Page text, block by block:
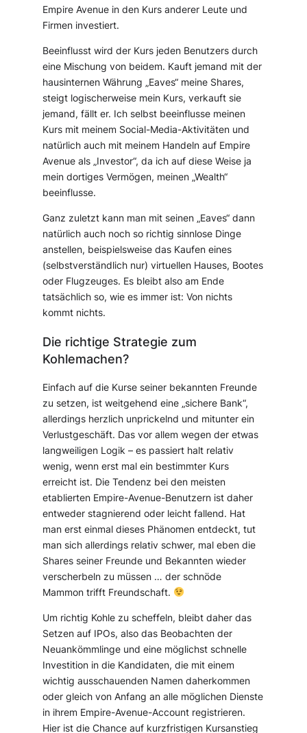
Empire Avenue in den Kurs anderer Leute und
Firmen investiert.
Beeinflusst wird der Kurs jeden Benutzers durch
eine Mischung von beidem. Kauft jemand mit der
hausinternen Währung „Eaves“ meine Shares,
steigt logischerweise mein Kurs, verkauft sie
jemand, fällt er. Ich selbst beeinflusse meinen
Kurs mit meinem Social-Media-Aktivitäten und
natürlich auch mit meinem Handeln auf Empire
Avenue als „Investor“, da ich auf diese Weise ja
mein dortiges Vermögen, meinen „Wealth“
beeinflusse.
Ganz zuletzt kann man mit seinen „Eaves“ dann
natürlich auch noch so richtig sinnlose Dinge
anstellen, beispielsweise das Kaufen eines
(selbstverständlich nur) virtuellen Hauses, Bootes
oder Flugzeuges. Es bleibt also am Ende
tatsächlich so, wie es immer ist: Von nichts
kommt nichts.
Die richtige Strategie zum
Kohlemachen?
Einfach auf die Kurse seiner bekannten Freunde
zu setzen, ist weitgehend eine „sichere Bank“,
allerdings herzlich unprickelnd und mitunter ein
Verlustgeschäft. Das vor allem wegen der etwas
langweiligen Logik – es passiert halt relativ
wenig, wenn erst mal ein bestimmter Kurs
erreicht ist. Die Tendenz bei den meisten
etablierten Empire-Avenue-Benutzern ist daher
entweder stagnierend oder leicht fallend. Hat
man erst einmal dieses Phänomen entdeckt, tut
man sich allerdings relativ schwer, mal eben die
Shares seiner Freunde und Bekannten wieder
verscherbeln zu müssen … der schnöde
Mammon trifft Freundschaft.
Um richtig Kohle zu scheffeln, bleibt daher das
Setzen auf IPOs, also das Beobachten der
Neuankömmlinge und eine möglichst schnelle
Investition in die Kandidaten, die mit einem
wichtig ausschauenden Namen daherkommen
oder gleich von Anfang an alle möglichen Dienste
in ihrem Empire-Avenue-Account registrieren.
Hier ist die Chance auf kurzfristigen Kursanstieg